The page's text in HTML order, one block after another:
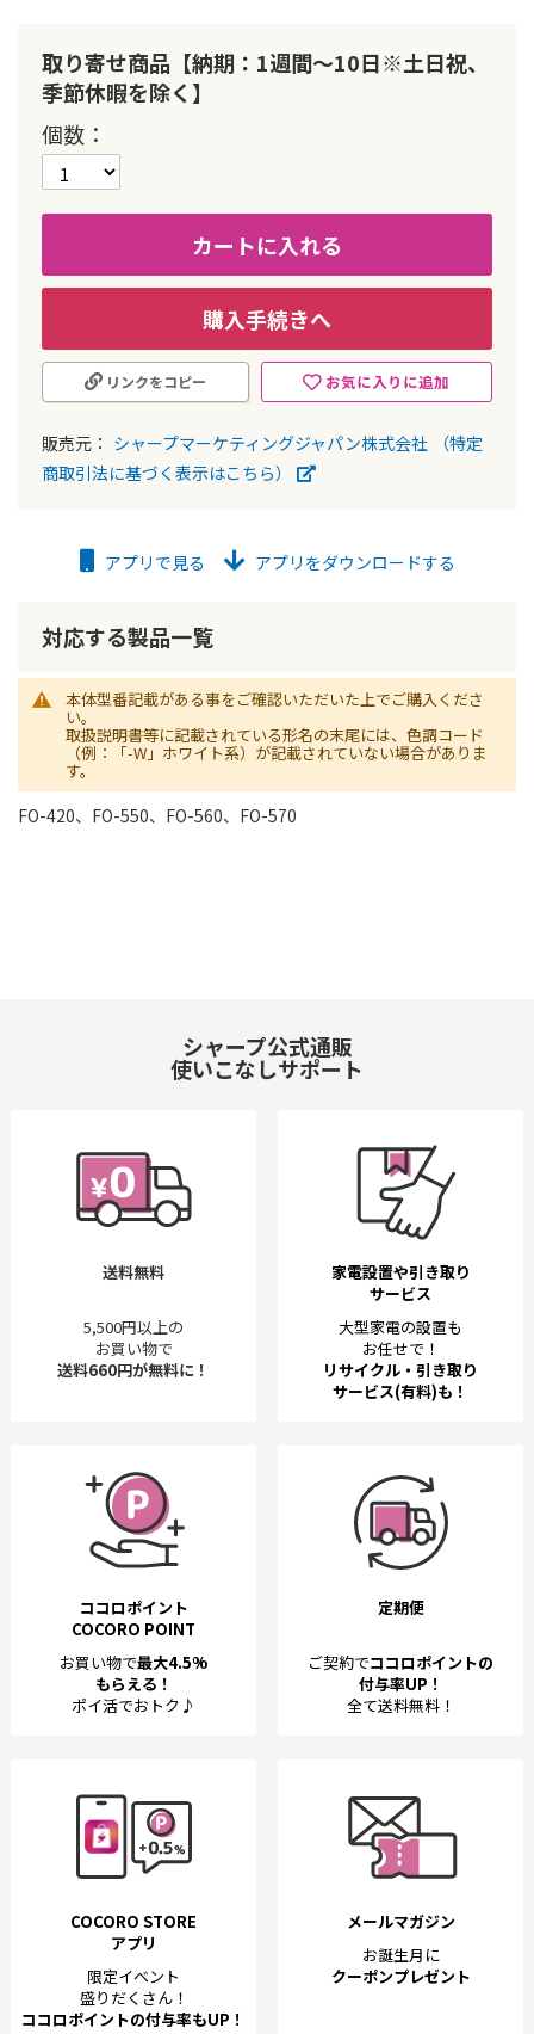
取り寄せ商品【納期：1週間～10日※土日祝、
季節休暇を除く】
個数
カートに入れる
購入手続きへ
お気に入りに追加
リンクをコピー
販売元： シャープマーケティングジャパン株式会社
（特定
商取引法に基づく表示はこちら）
動
す
る
アプリで見る アプリをダウンロードする
対応する製品一覧
本体型番記載がある事をご確認いただいた上でご購入くださ
い。
取扱説明書等に記載されている形名の末尾には、色調コード
（例：「-W」ホワイト系）が記載されていない場合がありま
す。
FO-420、FO-550、FO-560、FO-570
シャープ公式通販
使いこなしサポート
送料無料
5,500円以上の
お買い物で
送料660円が無料に！
家電設置や引き取り
サービス
大型家電の設置も
お任せで！
リサイクル・引き取り
サービス(有料)も！
ココロポイント
COCORO POINT
お買い物で最大4.5%
もらえる！
ポイ活でおトク♪
定期便
ご契約でココロポイントの
付与率UP！
全て送料無料！
COCORO STORE
アプリ
限定イベント
盛りだくさん！
ココロポイントの付与率もUP！
メールマガジン
お誕生月に
クーポンプレゼント